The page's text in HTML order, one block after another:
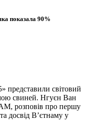
показала 90%
представили світовий
свиней. Нгуєн Ван
розповів про першу
досвід В’єтнаму у